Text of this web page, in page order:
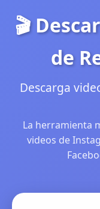
🎬
de
Descarga
La herramienta
videos de